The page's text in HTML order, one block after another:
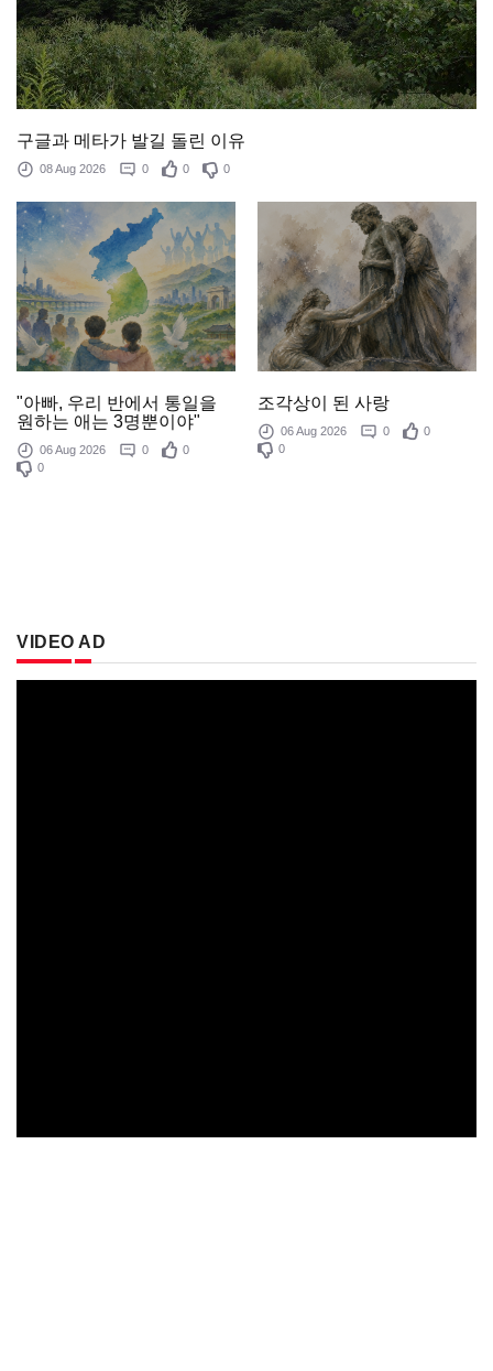
구글과 메타가 발길 돌린 이유
08 Aug 2026 0 0 0
"아빠, 우리 반에서 통일을
원하는 애는 3명뿐이야"
06 Aug 2026 0
0
0
조각상이 된 사랑
06 Aug 2026 0
0
0
VIDEO AD